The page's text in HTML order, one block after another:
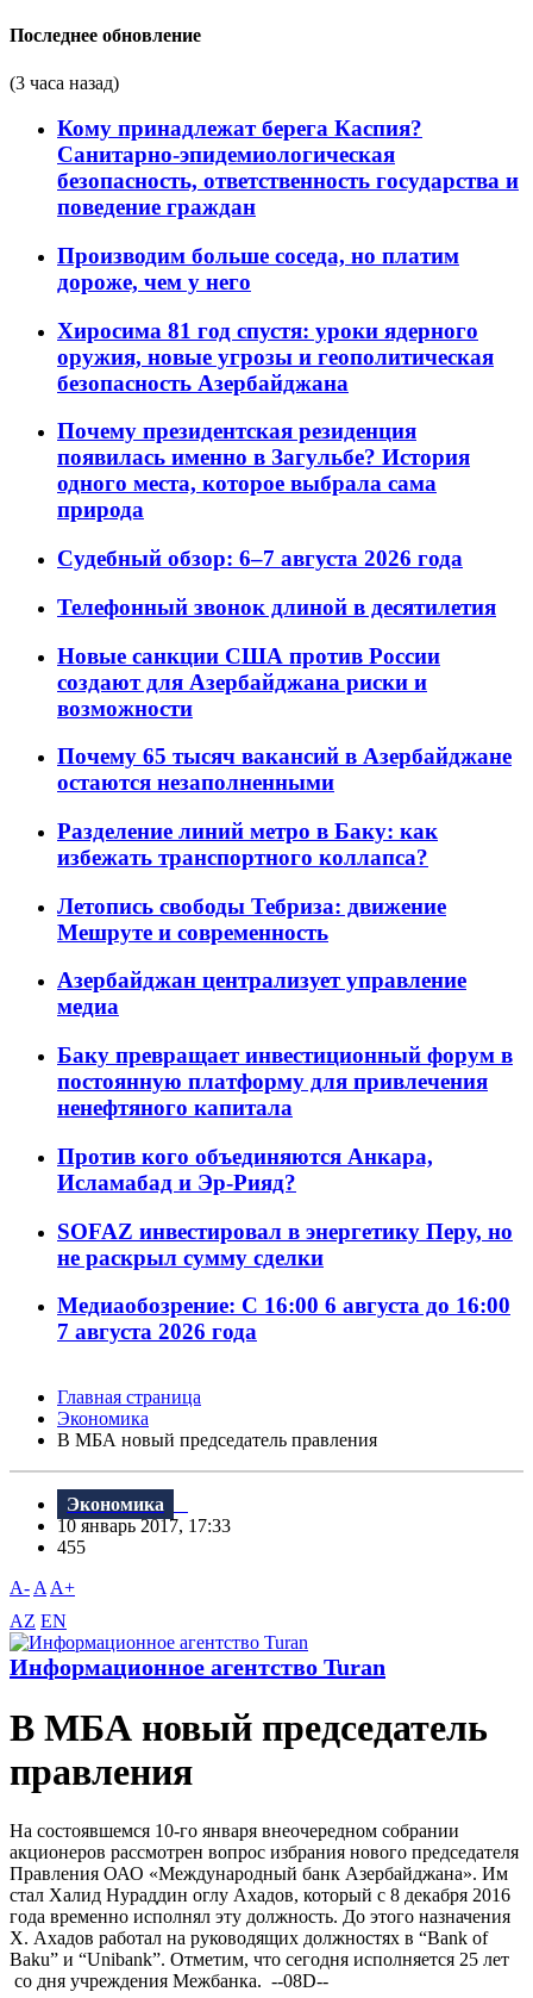
Последнее обновление
(3 часа назад)
Кому принадлежат берега Каспия?
Санитарно-эпидемиологическая
безопасность, ответственность государства и
поведение граждан
Производим больше соседа, но платим
дороже, чем у него
Хиросима 81 год спустя: уроки ядерного
оружия, новые угрозы и геополитическая
безопасность Азербайджана
Почему президентская резиденция
появилась именно в Загульбе? История
одного места, которое выбрала сама
природа
Судебный обзор: 6–7 августа 2026 года
Телефонный звонок длиной в десятилетия
Новые санкции США против России
создают для Азербайджана риски и
возможности
Почему 65 тысяч вакансий в Азербайджане
остаются незаполненными
Разделение линий метро в Баку: как
избежать транспортного коллапса?
Летопись свободы Тебриза: движение
Мешруте и современность
Азербайджан централизует управление
медиа
Баку превращает инвестиционный форум в
постоянную платформу для привлечения
ненефтяного капитала
Против кого объединяются Анкара,
Исламабад и Эр-Рияд?
SOFAZ инвестировал в энергетику Перу, но
не раскрыл сумму сделки
Медиаобозрение: С 16:00 6 августа до 16:00
7 августа 2026 года
Главная страница
Экономика
В МБА новый председатель правления
Экономика
10 январь 2017, 17:33
455
A- A A+
AZ EN
Информационное агентство Turan
В МБА новый председатель
правления
На состоявшемся 10-го января внеочередном собрании
акционеров рассмотрен вопрос избрания нового председателя
Правления ОАО «Международный банк Азербайджана». Им
стал Халид Нураддин оглу Ахадов, который с 8 декабря 2016
года временно исполнял эту должность. До этого назначения
Х. Ахадов работал на руководящих должностях в “Bank of
Baku” и “Unibank”. Отметим, что сегодня исполняется 25 лет
со дня учреждения Межбанка. --08D--